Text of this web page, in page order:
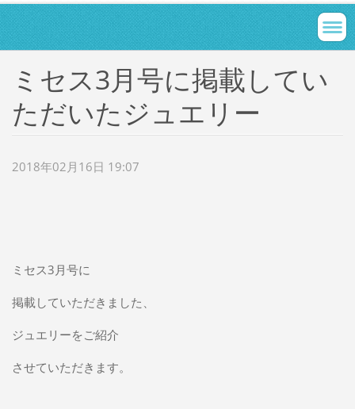
ミセス3月号に掲載してい
ただいたジュエリー
2018年02月16日 19:07
ミセス3月号に
掲載していただきました、
ジュエリーをご紹介
させていただきます。